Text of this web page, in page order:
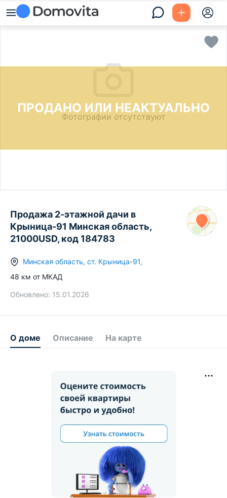
ПРОДАНО ИЛИ НЕАКТУАЛЬНО
Фотографии отсутствуют
Продажа 2-этажной дачи в
Крыница-91 Минская область,
21000USD, код 184783
Минская область, ст. Крыница-91,
48 км от МКАД
Обновлено: 15.01.2026
О доме Описание На карте